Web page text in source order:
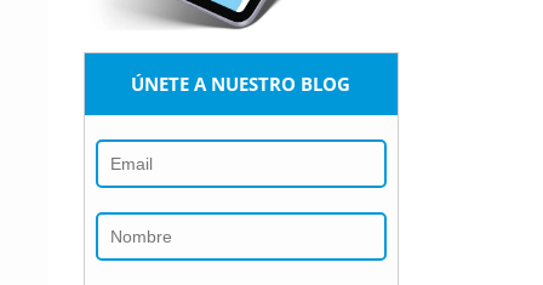
ÚNETE A NUESTRO BLOG